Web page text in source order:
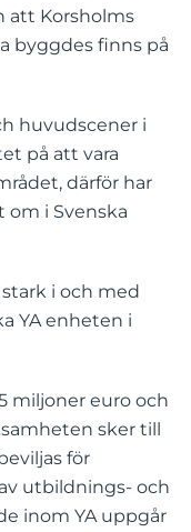
att Korsholms
byggdes finns på
huvudscener i
på att vara
därför har
om i Svenska
stark i och med
YA enheten i
miljoner euro och
sker till
för
utbildnings- och
inom YA uppgår